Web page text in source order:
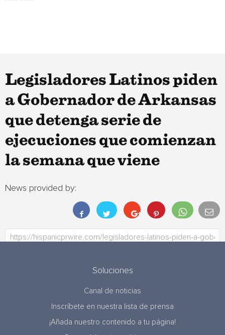
Legisladores Latinos piden
a Gobernador de Arkansas
que detenga serie de
ejecuciones que comienzan
la semana que viene
News provided by:
Soluciones
Canal de noticias
Inscríbete en nuestra lista de prensa
¡Añada nuestro contenido a tu página!